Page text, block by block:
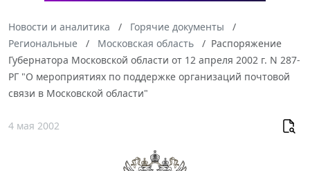
Новости и аналитика
Горячие документы
Региональные
Московская область
Распоряжение
Губернатора Московской области от 12 апреля 2002 г. N 287-
РГ "О мероприятиях по поддержке организаций почтовой
связи в Московской области"
4 мая 2002